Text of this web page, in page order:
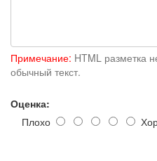
Примечание: HTML разметка
обычный текст.
Оценка:
Плохо